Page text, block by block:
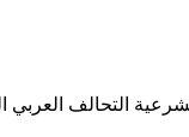
التحالف